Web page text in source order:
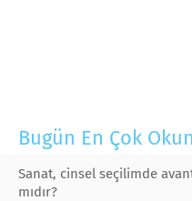
Bugün En Çok
Sanat, cinsel seçilimde
mıdır?